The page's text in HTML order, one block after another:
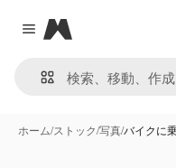
Close menu
Magnific
ホーム/ストック/写真/バイクに